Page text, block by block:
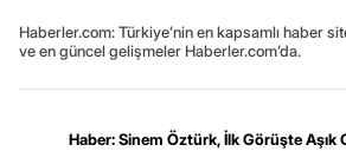
Haberler.com: Türkiye’nin en kapsamlı haber
ve en güncel gelişmeler Haberler.com’da.
Haber: Sinem Öztürk, İlk Görüşte Aşık